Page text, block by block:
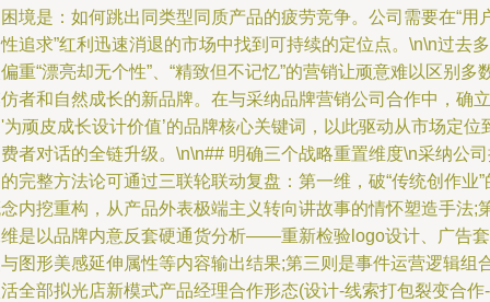
境是：如何跳出同类型同质产品的疲劳竞争。公司需要在“用
追求”红利迅速消退的市场中找到可持续的定位点。\n\n过去多
重“漂亮却无个性”、“精致但不记忆”的营销让顽意难以区别多
者和自然成长的新品牌。在与采纳品牌营销公司合作中，确立
为顽皮成长设计价值’的品牌核心关键词，以此驱动从市场定位
者对话的全链升级。\n\n## 明确三个战略重置维度\n采纳公
完整方法论可通过三联轮联动复盘：第一维，破“传统创作业”
内挖重构，从产品外表极端主义转向讲故事的情怀塑造手法;
是以品牌内意反套硬通货分析——重新检验logo设计、广告套
图形美感延伸属性等内容输出结果;第三则是事件运营逻辑组
全部拟光店新模式产品经理合作形态(设计-线索打包裂变合作-